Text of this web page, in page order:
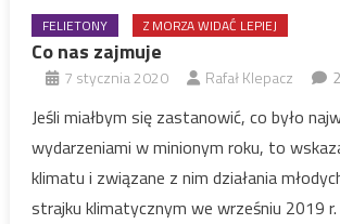
FELIETONY Z MORZA WIDAĆ LEPIEJ
Co nas zajmuje
7 stycznia 2020 Rafał Klepacz
Jeśli miałbym się zastanowić, co było
wydarzeniami w minionym roku, to
klimatu i związane z nim działania
strajku klimatycznym we wrześniu 2019 r.